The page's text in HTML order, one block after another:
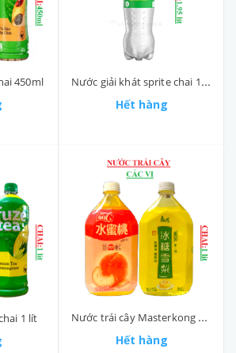
450ml Nước giải khát sprite chai 1,95 lít
Hết hàng
1 lít Nước trái cây Masterkong chai 1 lít
Hết hàng